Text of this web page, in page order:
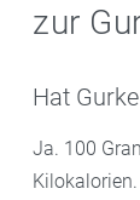
zur
Hat
Ja. 100